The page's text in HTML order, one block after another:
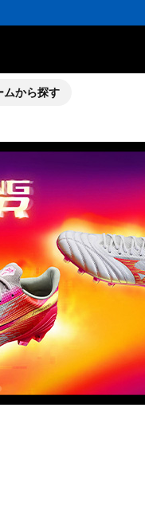
ト！
ト！
ムから探す